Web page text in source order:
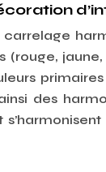
(rouge,
des